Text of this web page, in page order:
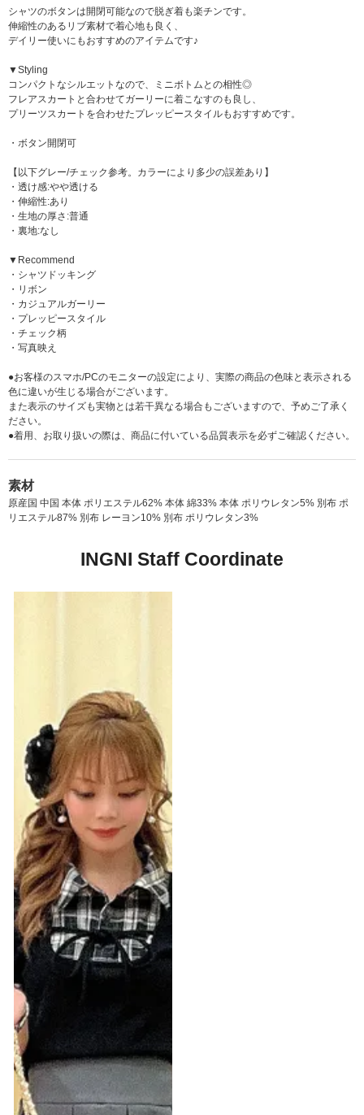
シャツのボタンは開閉可能なので脱ぎ着も楽チンです。
伸縮性のあるリブ素材で着心地も良く、
デイリー使いにもおすすめのアイテムです♪
▼Styling
コンパクトなシルエットなので、ミニボトムとの相性◎
フレアスカートと合わせてガーリーに着こなすのも良し、
プリーツスカートを合わせたプレッピースタイルもおすすめです。
・ボタン開閉可
【以下グレー/チェック参考。カラーにより多少の誤差あり】
・透け感:やや透ける
・伸縮性:あり
・生地の厚さ:普通
・裏地:なし
▼Recommend
・シャツドッキング
・リボン
・カジュアルガーリー
・プレッピースタイル
・チェック柄
・写真映え
●お客様のスマホ/PCのモニターの設定により、実際の商品の色味と表示される
色に違いが生じる場合がございます。
また表示のサイズも実物とは若干異なる場合もございますので、予めご了承く
ださい。
●着用、お取り扱いの際は、商品に付いている品質表示を必ずご確認ください。
素材
原産国 中国 本体 ポリエステル62% 本体 綿33% 本体 ポリウレタン5% 別布 ポ
リエステル87% 別布 レーヨン10% 別布 ポリウレタン3%
INGNI Staff Coordinate